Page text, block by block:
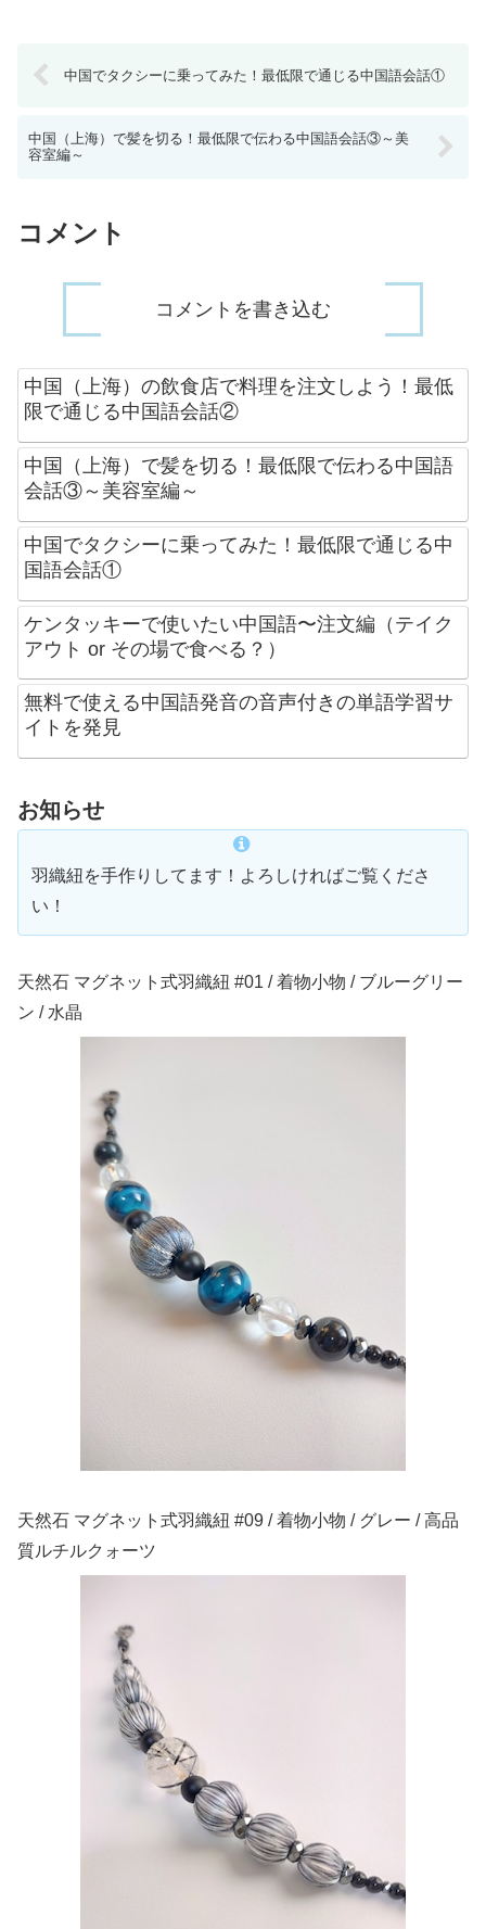
中国でタクシーに乗ってみた！最低限で通じる中国語会話①
中国（上海）で髪を切る！最低限で伝わる中国語会話③～美
容室編～
コメント
コメントを書き込む
中国（上海）の飲食店で料理を注文しよう！最低
限で通じる中国語会話②
中国（上海）で髪を切る！最低限で伝わる中国語
会話③～美容室編～
中国でタクシーに乗ってみた！最低限で通じる中
国語会話①
ケンタッキーで使いたい中国語〜注文編（テイク
アウト or その場で食べる？）
無料で使える中国語発音の音声付きの単語学習サ
イトを発見
お知らせ
羽織紐を手作りしてます！よろしければご覧くださ
い！
天然石 マグネット式羽織紐 #01 / 着物小物 / ブルーグリー
ン / 水晶
天然石 マグネット式羽織紐 #09 / 着物小物 / グレー / 高品
質ルチルクォーツ